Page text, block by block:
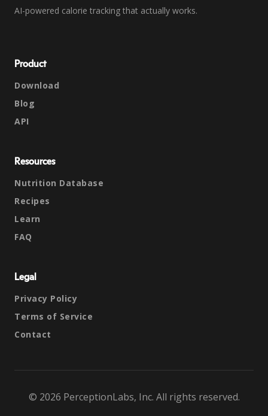
AI-powered calorie tracking that actually works.
Product
Download
Blog
API
Resources
Nutrition Database
Recipes
Learn
FAQ
Legal
Privacy Policy
Terms of Service
Contact
© 2026 PerceptionLabs, Inc. All rights reserved.